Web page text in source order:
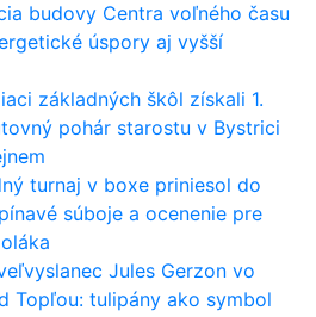
budovy Centra voľného času
úspory aj vyšší
základných škôl získali 1.
pohár starostu v Bystrici
turnaj v boxe priniesol do
súboje a ocenenie pre
Jules Gerzon vo
Topľou: tulipány ako symbol